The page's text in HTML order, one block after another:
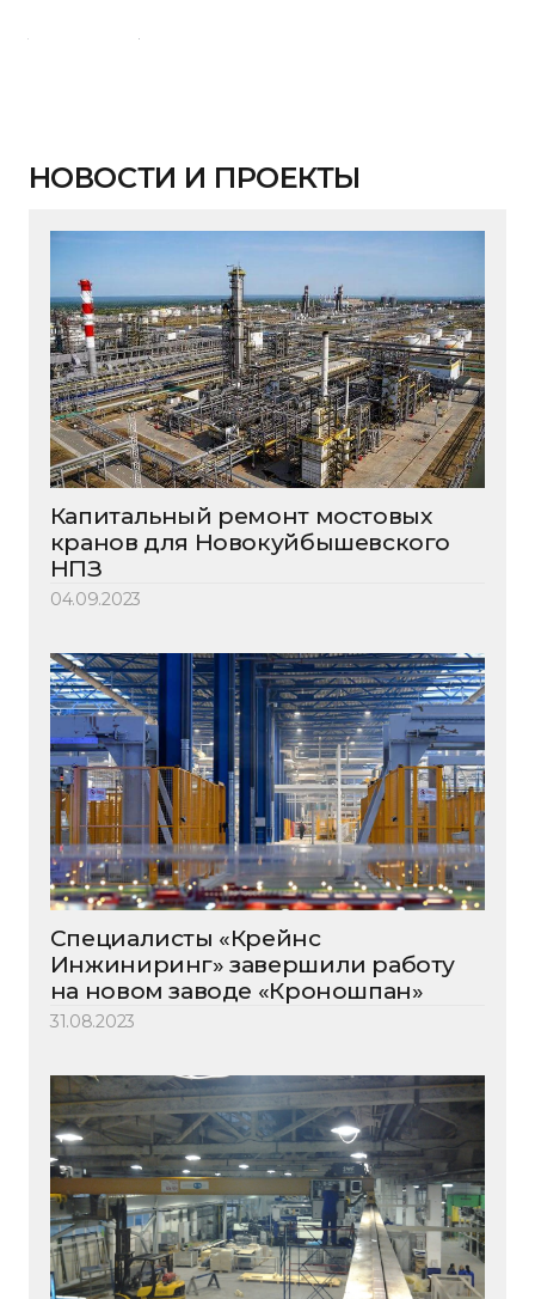
НОВОСТИ И ПРОЕКТЫ
Капитальный ремонт мостовых
кранов для Новокуйбышевского
НПЗ
04.09.2023
Специалисты «Крейнс
Инжиниринг» завершили работу
на новом заводе «Кроношпан»
31.08.2023